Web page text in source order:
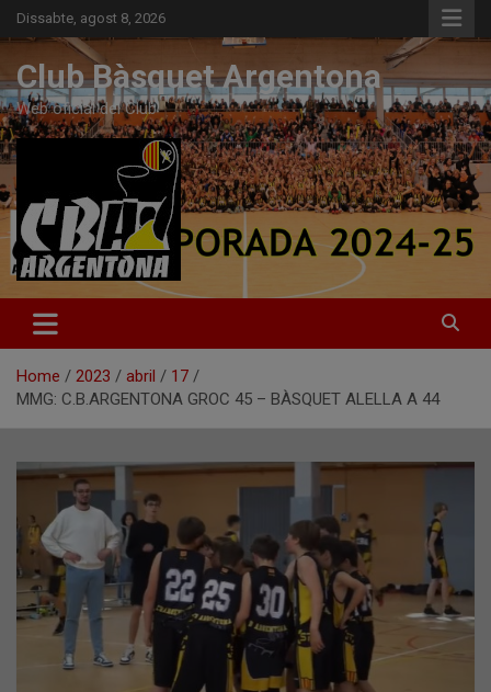
Skip
to
Dissabte, agost 8, 2026
Club Bàsquet Argentona
Web oficial del Club
Home 2023 abril
17
MMG: C.B.ARGENTONA GROC 45 – BÀSQUET ALELLA A 44